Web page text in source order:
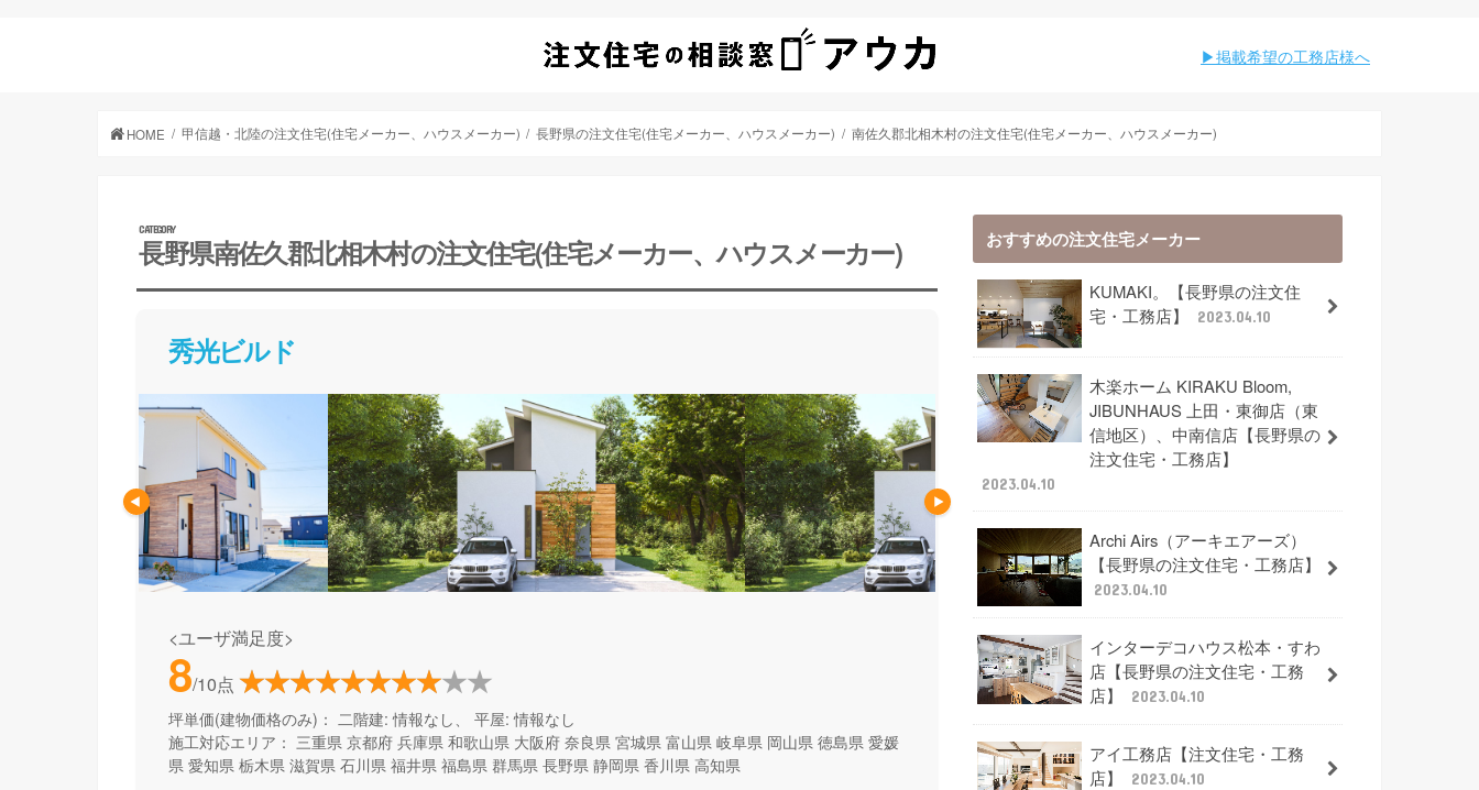
︎︎掲載希望の工務店様へ
HOME 甲信越・北陸の注文住宅(住宅メーカー、ハウスメーカー) 長野県の注文住宅(住宅メーカー、ハウスメーカー) 南佐久郡北相木村の注文住宅(住宅メーカー、ハウスメーカー)
長野県南佐久郡北相木村の注文住宅(住宅メーカー、ハウスメーカー)
秀光ビルド
<ユーザ満足度>
8/10点
坪単価(建物価格のみ)： 二階建: 情報なし、 平屋: 情報なし
施工対応エリア： 三重県 京都府 兵庫県 和歌山県 大阪府 奈良県 宮城県 富山県 岐阜県 岡山県 徳島県 愛媛
県 愛知県 栃木県 滋賀県 石川県 福井県 福島県 群馬県 長野県 静岡県 香川県 高知県
おすすめの注文住宅メーカー
KUMAKI。【長野県の注文住
宅・工務店】
2023.04.10
木楽ホーム KIRAKU Bloom,
JIBUNHAUS 上田・東御店（東
信地区）、中南信店【長野県の
注文住宅・工務店】
2023.04.10
Archi Airs（アーキエアーズ）
【長野県の注文住宅・工務店】
2023.04.10
インターデコハウス松本・すわ
店【長野県の注文住宅・工務
店】
2023.04.10
アイ工務店【注文住宅・工務
店】
2023.04.10